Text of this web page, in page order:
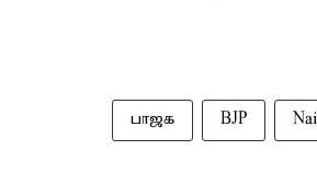
பாஜக BJP